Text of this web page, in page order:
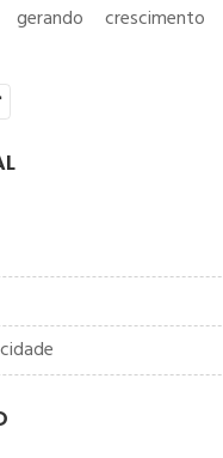
gerando